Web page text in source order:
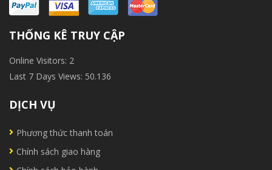
THỐNG KÊ TRUY CẬP
Online Visitors: 2
Last 7 Days Views: 50.136
DỊCH VỤ
Phương thức thanh toán
Chính sách giao hàng